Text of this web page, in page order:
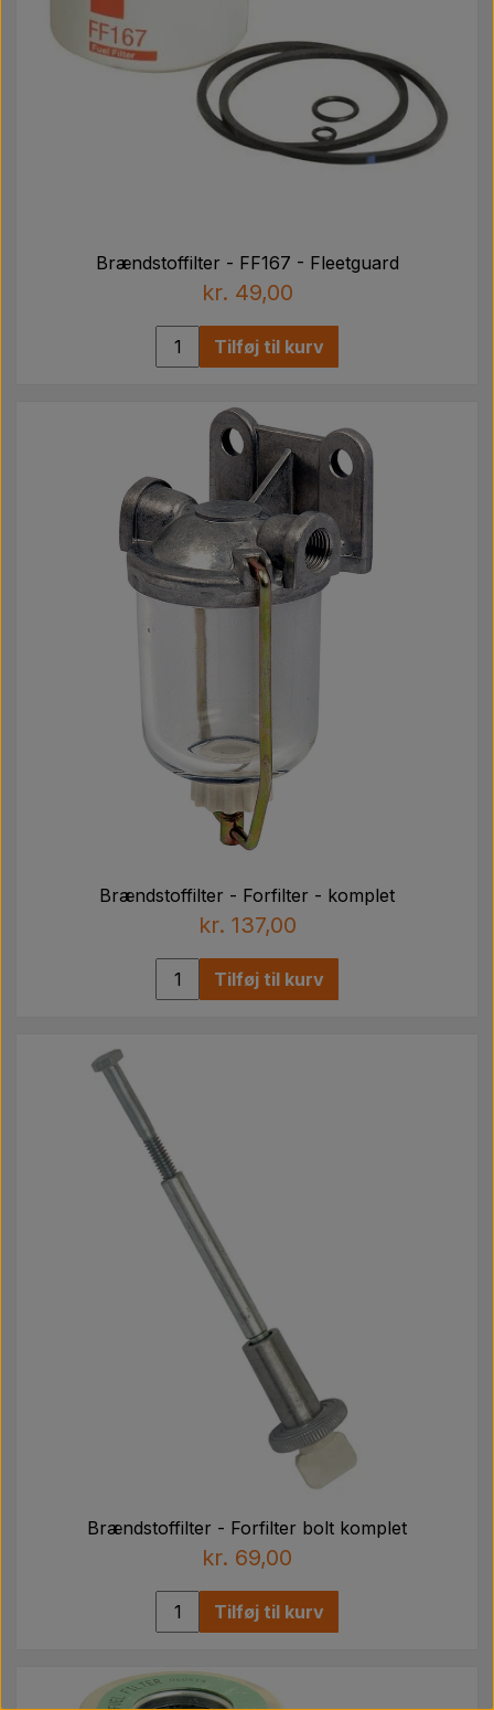
Brændstoffilter - FF167 - Fleetguard
kr. 49,00
Tilføj til kurv
Brændstoffilter - Forfilter - komplet
kr. 137,00
Tilføj til kurv
Brændstoffilter - Forfilter bolt komplet
kr. 69,00
Tilføj til kurv